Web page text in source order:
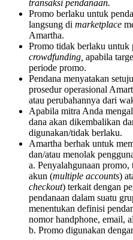
transaksi pendanaan.
Promo berlaku untuk
langsung di marketplace
Amartha.
Promo tidak berlaku untuk
crowdfunding, apabila
periode promo.
Pendana menyatakan
prosedur operasional
atau perubahannya dari
Apabila mitra Anda
dana akan dikembalikan
digunakan/tidak berlaku.
Amartha berhak untuk
dan/atau menolak
a. Penyalahgunaan promo,
akun (multiple accounts)
checkout) terkait dengan
pendanaan dalam suatu
menentukan definisi
nomor handphone, email,
b. Promo digunakan